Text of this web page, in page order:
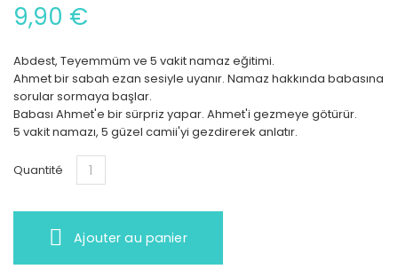
9,90 €
Abdest, Teyemmüm ve 5 vakit namaz eğitimi.
Ahmet bir sabah ezan sesiyle uyanır. Namaz hakkında babasına
sorular sormaya başlar.
Babası Ahmet'e bir sürpriz yapar. Ahmet'i gezmeye götürür.
5 vakit namazı, 5 güzel camii'yi gezdirerek anlatır.
Quantité
Ajouter au panier